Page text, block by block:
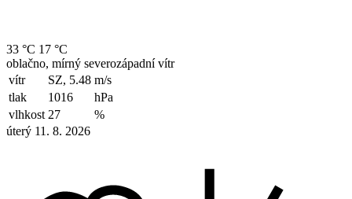
33 °C 17 °C
oblačno, mírný severozápadní vítr
vítr
SZ, 5.48 m/s
tlak
1016
hPa
vlhkost 27
%
úterý 11. 8. 2026